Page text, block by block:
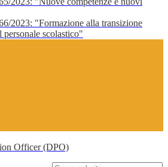
2023: "Formazione alla transizione
personale scolastico"
Officer (DPO)